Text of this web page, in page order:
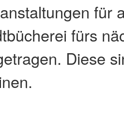
für
fürs
Diese